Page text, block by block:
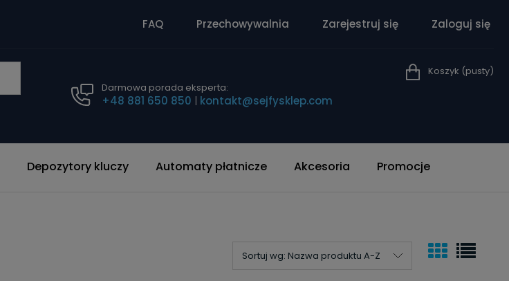
FAQ Przechowywalnia Zarejestruj się Zaloguj się
Darmowa porada eksperta:
+48 881 650 850 | kontakt@sejfysklep.com
Koszyk (pusty)
Depozytory kluczy Automaty płatnicze Akcesoria Promocje
Sortuj wg: Nazwa produktu A-Z